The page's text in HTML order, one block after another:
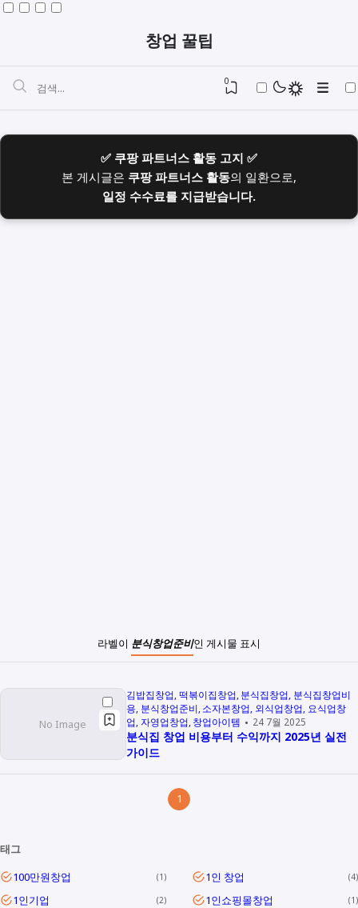
창업 꿀팁
0
✅ 쿠팡 파트너스 활동 고지 ✅
본 게시글은 쿠팡 파트너스 활동의 일환으로,
일정 수수료를 지급받습니다.
라벨이 분식창업준비인 게시물 표시
김밥집창업 떡볶이집창업 분식집창업 분식집창업비
용 분식창업준비 소자본창업 외식업창업 요식업창
업 자영업창업 창업아이템 24 7월 2025
분식집 창업 비용부터 수익까지 2025년 실전
가이드
1
태그
100만원창업
1 1인 창업 4
1인기업 2 1인쇼핑몰창업 1